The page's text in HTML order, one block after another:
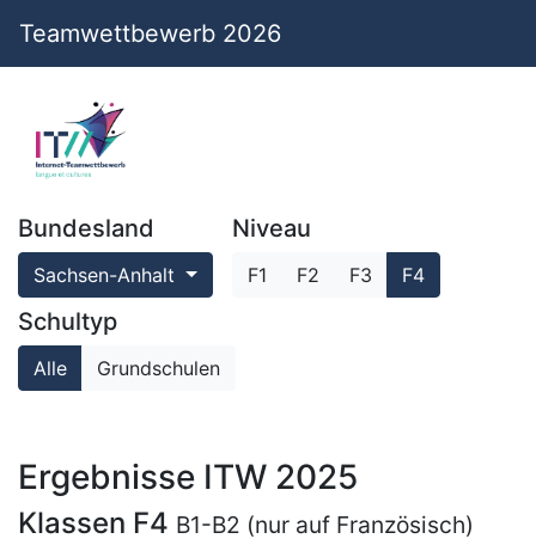
Teamwettbewerb 2026
Bundesland
Sachsen-Anhalt
Niveau
F1 F2 F3 F4
Schultyp
Alle Grundschulen
Ergebnisse ITW 2025
Klassen F4 B1-B2 (nur auf Französisch)